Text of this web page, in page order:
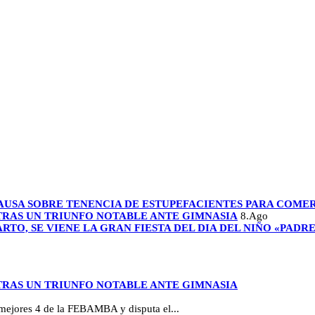
SOBRE TENENCIA DE ESTUPEFACIENTES PARA
UN TRIUNFO NOTABLE ANTE GIMNASIA 8.Ago
SE VIENE LA GRAN FIESTA DEL DIA DEL NIÑO
UN TRIUNFO NOTABLE ANTE GIMNASIA
4 de la FEBAMBA y disputa el...